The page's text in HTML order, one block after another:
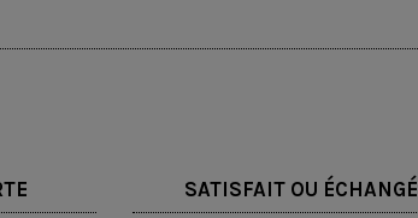
SATISFAIT OU ÉCHANGÉ